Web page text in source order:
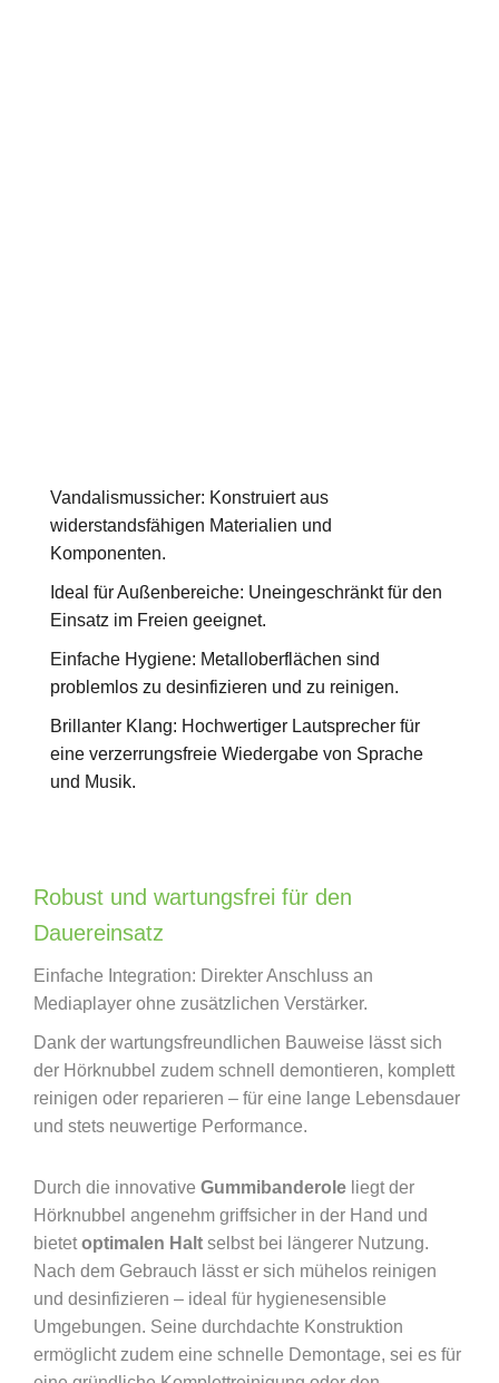
Vandalismussicher: Konstruiert aus
widerstandsfähigen Materialien und
Komponenten.
Ideal für Außenbereiche: Uneingeschränkt für den
Einsatz im Freien geeignet.
Einfache Hygiene: Metalloberflächen sind
problemlos zu desinfizieren und zu reinigen.
Brillanter Klang: Hochwertiger Lautsprecher für
eine verzerrungsfreie Wiedergabe von Sprache
und Musik.
Robust und wartungsfrei für den
Dauereinsatz
Einfache Integration: Direkter Anschluss an
Mediaplayer ohne zusätzlichen Verstärker.
Dank der wartungsfreundlichen Bauweise lässt sich
der Hörknubbel zudem schnell demontieren, komplett
reinigen oder reparieren – für eine lange Lebensdauer
und stets neuwertige Performance.
Durch die innovative Gummibanderole liegt der
Hörknubbel angenehm griffsicher in der Hand und
bietetoptimalen Halt selbst bei längerer Nutzung.
Nach dem Gebrauch lässt er sich mühelos reinigen
und desinfizieren – ideal für hygienesensible
Umgebungen. Seine durchdachte Konstruktion
ermöglicht zudem eine schnelle Demontage, sei es für